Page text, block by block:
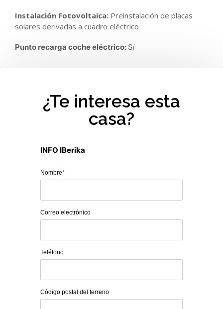
Instalación Fotovoltaica: Preinstalación de placas
solares derivadas a cuadro eléctrico
Punto recarga coche eléctrico: Sí
¿Te interesa esta
casa?
INFO IBerika
Nombre*
Correo electrónico
Teléfono
Código postal del terreno